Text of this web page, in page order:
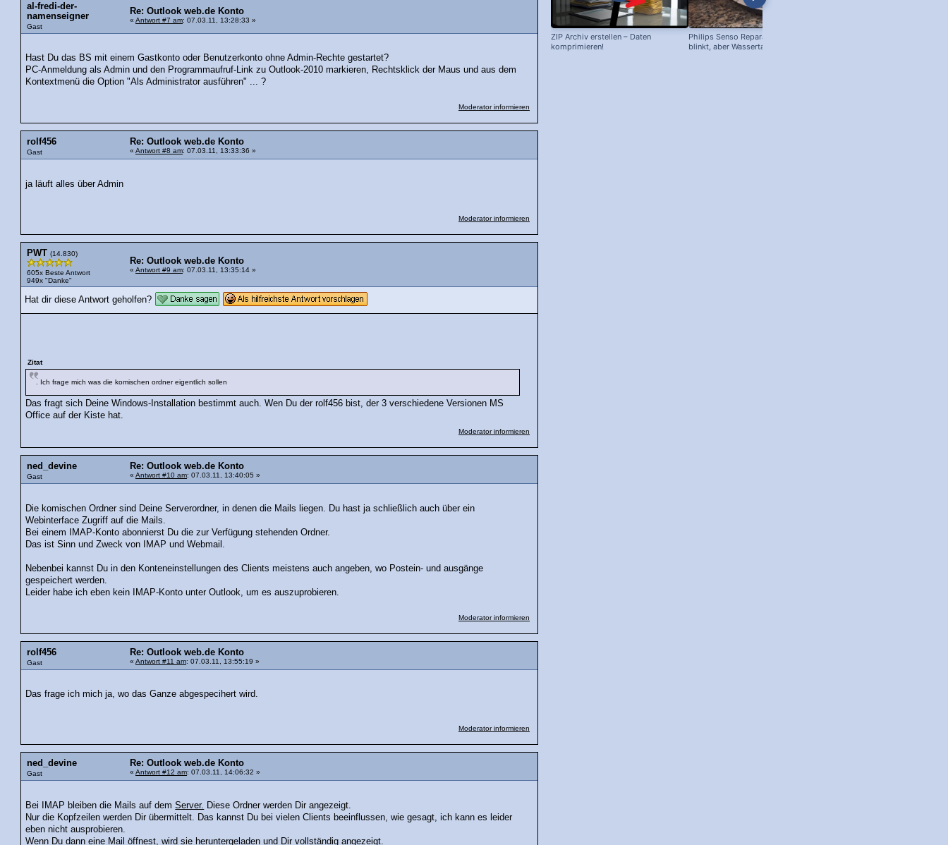
al-fredi-der-
namenseigner
Gast
Re: Outlook web.de Konto
« Antwort #7 am: 07.03.11, 13:28:33 »
Hast Du das BS mit einem Gastkonto oder Benutzerkonto ohne Admin-Rechte gestartet?
PC-Anmeldung als Admin und den Programmaufruf-Link zu Outlook-2010 markieren, Rechtsklick der Maus und aus dem
Kontextmenü die Option "Als Administrator ausführen" ... ?
Moderator informieren
rolf456
Gast
Re: Outlook web.de Konto
« Antwort #8 am: 07.03.11, 13:33:36 »
ja läuft alles über Admin
Moderator informieren
PWT (14.830)
605x Beste Antwort
949x "Danke"
Re: Outlook web.de Konto
« Antwort #9 am: 07.03.11, 13:35:14 »
Hat dir diese Antwort geholfen?
Zitat
. Ich frage mich was die komischen ordner eigentlich sollen
Das fragt sich Deine Windows-Installation bestimmt auch. Wen Du der rolf456 bist, der 3 verschiedene Versionen MS
Office auf der Kiste hat.
Moderator informieren
ned_devine
Gast
Re: Outlook web.de Konto
« Antwort #10 am: 07.03.11, 13:40:05 »
Die komischen Ordner sind Deine Serverordner, in denen die Mails liegen. Du hast ja schließlich auch über ein
Webinterface Zugriff auf die Mails.
Bei einem IMAP-Konto abonnierst Du die zur Verfügung stehenden Ordner.
Das ist Sinn und Zweck von IMAP und Webmail.
Nebenbei kannst Du in den Konteneinstellungen des Clients meistens auch angeben, wo Postein- und ausgänge
gespeichert werden.
Leider habe ich eben kein IMAP-Konto unter Outlook, um es auszuprobieren.
Moderator informieren
rolf456
Gast
Re: Outlook web.de Konto
« Antwort #11 am: 07.03.11, 13:55:19 »
Das frage ich mich ja, wo das Ganze abgespecihert wird.
Moderator informieren
ned_devine
Gast
Re: Outlook web.de Konto
« Antwort #12 am: 07.03.11, 14:06:32 »
Bei IMAP bleiben die Mails auf demServer. Diese Ordner werden Dir angezeigt.
Nur die Kopfzeilen werden Dir übermittelt. Das kannst Du bei vielen Clients beeinflussen, wie gesagt, ich kann es leider
eben nicht ausprobieren.
Wenn Du dann eine Mail öffnest, wird sie heruntergeladen und Dir vollständig angezeigt.
ZIP Archiv erstellen – Daten
komprimieren!
Philips Senso Reparatur: Blaue LED
blinkt, aber Wassertank voll?